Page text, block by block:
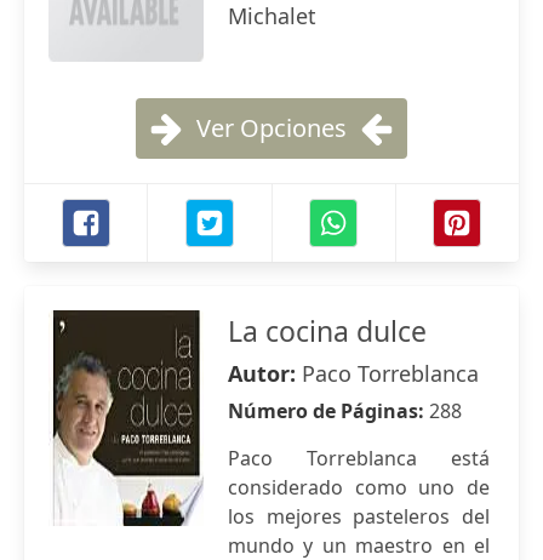
Michalet
Ver Opciones
La cocina dulce
Autor: Paco Torreblanca
Número de Páginas: 288
Paco Torreblanca está
considerado como uno de
los mejores pasteleros del
mundo y un maestro en el